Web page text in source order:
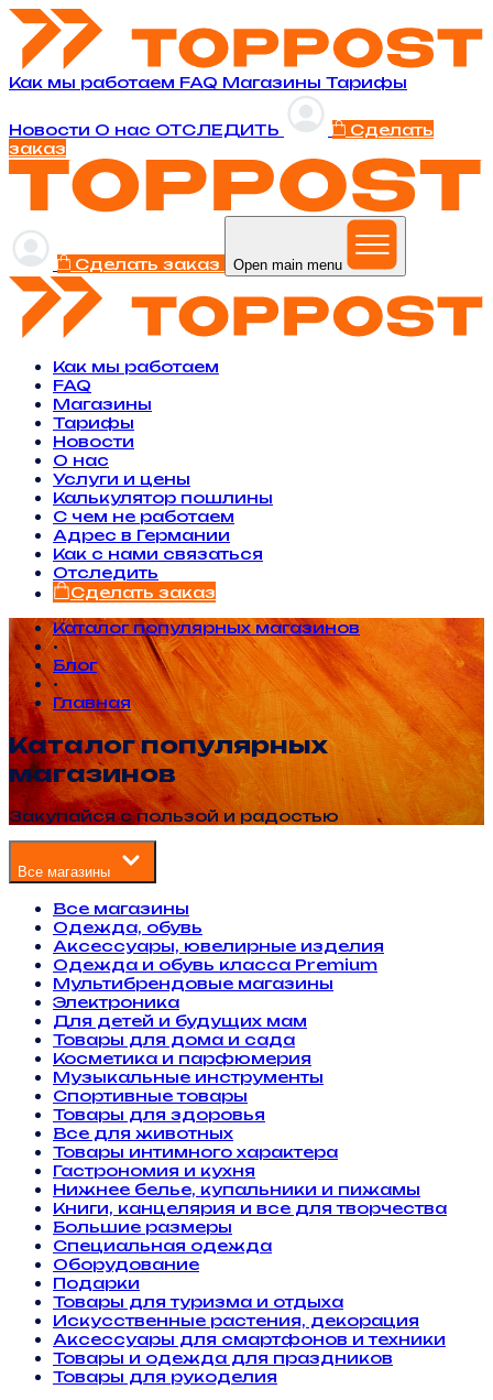
Как мы работаем FAQ Магазины Тарифы
Новости O нас ОТСЛЕДИТЬ
Сделать
заказ
Сделать заказ Open main menu
Как мы работаем
FAQ
Магазины
Тарифы
Новости
O нас
Услуги и цены
Калькулятор пошлины
С чем не работаем
Адрес в Германии
Как с нами связаться
Отследить
Сделать заказ
Каталог популярных магазинов
•
Блог
•
Главная
Каталог популярных
магазинов
Закупайся с пользой и радостью
Все магазины
Все магазины
Одежда, обувь
Аксессуары, ювелирные изделия
Одежда и обувь класса Premium
Мультибрендовые магазины
Электроника
Для детей и будущих мам
Товары для дома и сада
Косметика и парфюмерия
Музыкальные инструменты
Спортивные товары
Товары для здоровья
Все для животных
Товары интимного характера
Гастрономия и кухня
Нижнее белье, купальники и пижамы
Книги, канцелярия и все для творчества
Большие размеры
Специальная одежда
Оборудование
Подарки
Товары для туризма и отдыха
Искусственные растения, декорация
Аксессуары для смартфонов и техники
Товары и одежда для праздников
Товары для рукоделия